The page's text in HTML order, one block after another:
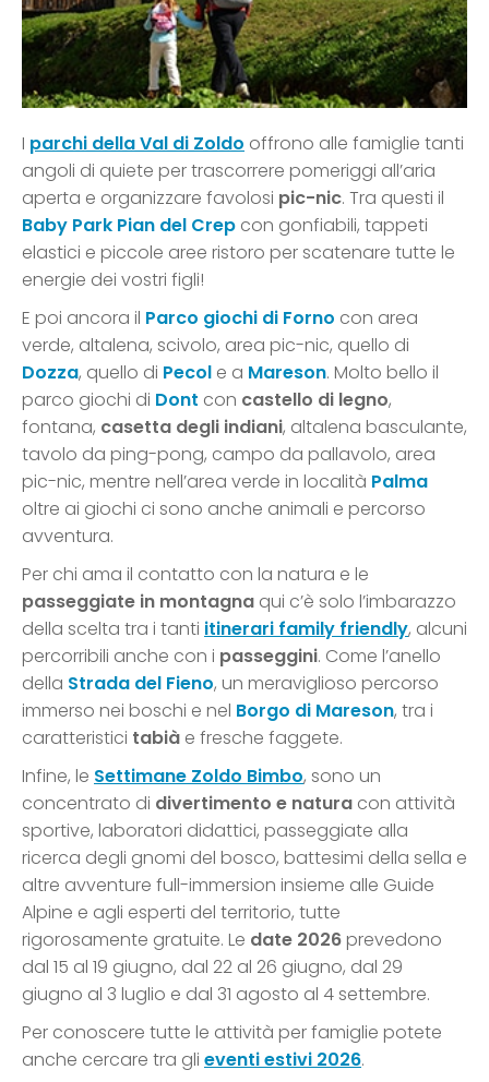
I parchi della Val di Zoldo offrono alle famiglie tanti
angoli di quiete per trascorrere pomeriggi all’aria
aperta e organizzare favolosi pic-nic. Tra questi il
Baby Park Pian del Crep con gonfiabili, tappeti
elastici e piccole aree ristoro per scatenare tutte le
energie dei vostri figli!
E poi ancora il Parco giochi di Forno con area
verde, altalena, scivolo, area pic-nic, quello di
Dozza, quello di Pecol e a Mareson. Molto bello il
parco giochi di Dont con castello di legno,
fontana, casetta degli indiani, altalena basculante,
tavolo da ping-pong, campo da pallavolo, area
pic-nic, mentre nell’area verde in località Palma
oltre ai giochi ci sono anche animali e percorso
avventura.
Per chi ama il contatto con la natura e le
passeggiate in montagna qui c’è solo l’imbarazzo
della scelta tra i tanti itinerari family friendly, alcuni
percorribili anche con i passeggini. Come l’anello
della Strada del Fieno, un meraviglioso percorso
immerso nei boschi e nel Borgo di Mareson, tra i
caratteristici tabià e fresche faggete.
Infine, le Settimane Zoldo Bimbo, sono un
concentrato di divertimento e natura con attività
sportive, laboratori didattici, passeggiate alla
ricerca degli gnomi del bosco, battesimi della sella e
altre avventure full-immersion insieme alle Guide
Alpine e agli esperti del territorio, tutte
rigorosamente gratuite. Le date 2026prevedono
dal 15 al 19 giugno, dal 22 al 26 giugno, dal 29
giugno al 3 luglio e dal 31 agosto al 4 settembre.
Per conoscere tutte le attività per famiglie potete
anche cercare tra gli eventi estivi 2026.